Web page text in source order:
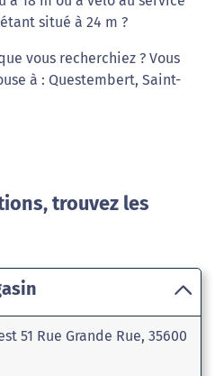
situé à 24 m ?
vous recherchiez ? Vous
à : Questembert, Saint-
trouvez les
51 Rue Grande Rue, 35600